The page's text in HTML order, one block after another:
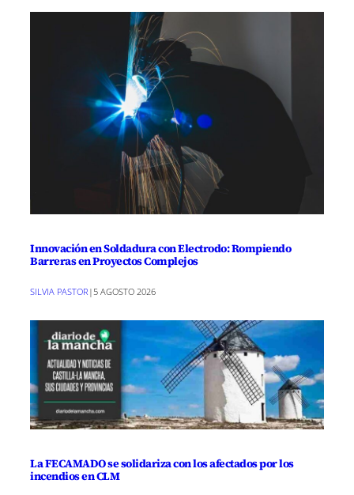
Innovación en Soldadura con Electrodo: Rompiendo
Barreras en Proyectos Complejos
SILVIA PASTOR | 5 AGOSTO 2026
La FECAMADO se solidariza con los afectados por los
incendios en CLM